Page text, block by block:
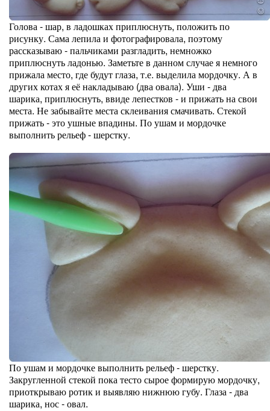
Голова - шар, в ладошках приплюснуть, положить по
рисунку. Сама лепила и фотографировала, поэтому
рассказываю - пальчиками разгладить, немножко
приплюснуть ладонью. Заметьте в данном случае я немного
прижала место, где будут глаза, т.е. выделила мордочку. А в
других котах я её накладываю (два овала). Уши - два
шарика, приплюснуть, ввиде лепестков - и прижать на свои
места. Не забывайте места склеивания смачивать. Стекой
прижать - это ушные впадины. По ушам и мордочке
выполнить рельеф - шерстку.
По ушам и мордочке выполнить рельеф - шерстку.
Закругленной стекой пока тесто сырое формирую мордочку,
приоткрываю ротик и выявляю нижнюю губу. Глаза - два
шарика, нос - овал.